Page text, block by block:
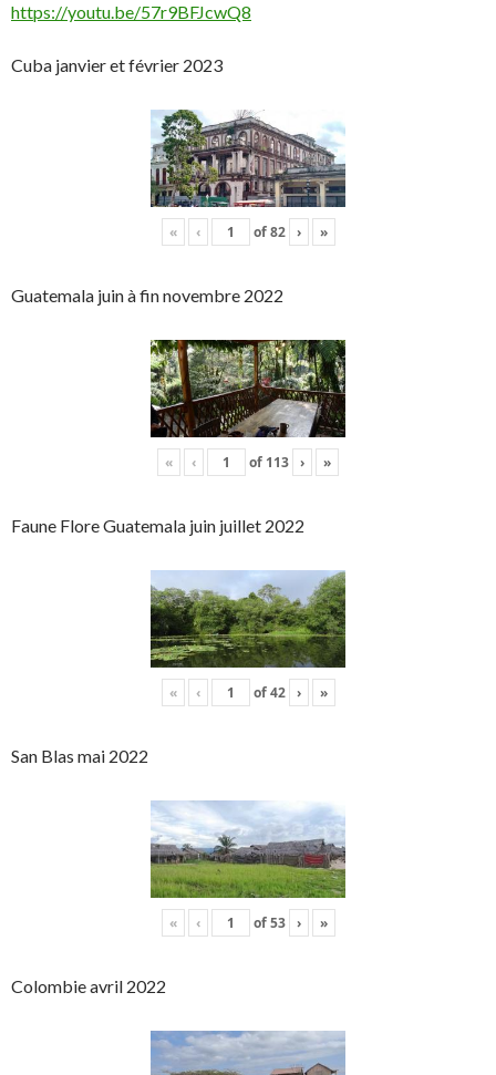
https://youtu.be/57r9BFJcwQ8
Cuba janvier et février 2023
« ‹ of82 › »
Guatemala juin à fin novembre 2022
« ‹ of 113 › »
Faune Flore Guatemala juin juillet 2022
« ‹ of42 › »
San Blas mai 2022
« ‹ of53 › »
Colombie avril 2022